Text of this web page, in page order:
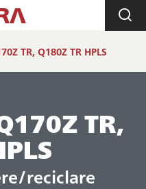
TR, Q180Z TR HPLS
TR,
reciclare